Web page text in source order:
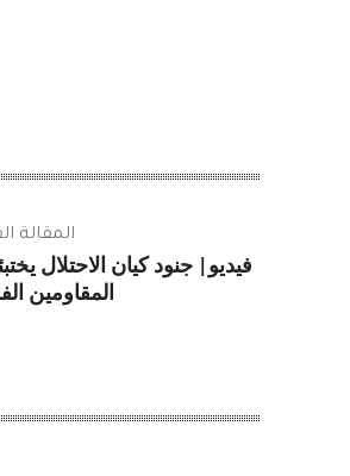
المقالة
فيديو| جنود كيان الاحتلال
المقاومين